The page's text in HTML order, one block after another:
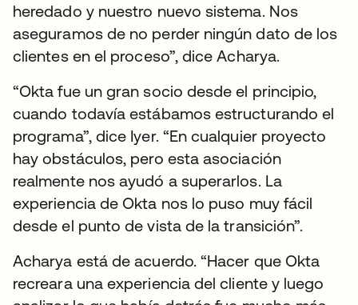
heredado y nuestro nuevo sistema. Nos
aseguramos de no perder ningún dato de los
clientes en el proceso”, dice Acharya.
“Okta fue un gran socio desde el principio,
cuando todavía estábamos estructurando el
programa”, dice Iyer. “En cualquier proyecto
hay obstáculos, pero esta asociación
realmente nos ayudó a superarlos. La
experiencia de Okta nos lo puso muy fácil
desde el punto de vista de la transición”.
Acharya está de acuerdo. “Hacer que Okta
recreara una experiencia del cliente y luego